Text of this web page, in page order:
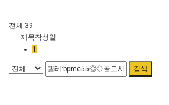
전체 39
제목작성일
1
검색